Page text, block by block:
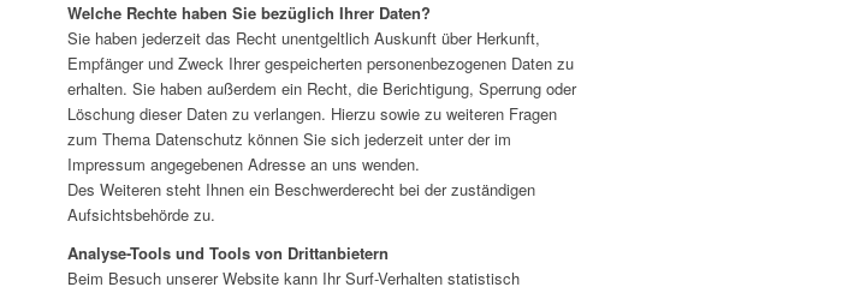
Welche Rechte haben Sie bezüglich Ihrer Daten?
Sie haben jederzeit das Recht unentgeltlich Auskunft über Herkunft,
Empfänger und Zweck Ihrer gespeicherten personenbezogenen Daten zu
erhalten. Sie haben außerdem ein Recht, die Berichtigung, Sperrung oder
Löschung dieser Daten zu verlangen. Hierzu sowie zu weiteren Fragen
zum Thema Datenschutz können Sie sich jederzeit unter der im
Impressum angegebenen Adresse an uns wenden.
Des Weiteren steht Ihnen ein Beschwerderecht bei der zuständigen
Aufsichtsbehörde zu.
Analyse-Tools und Tools von Drittanbietern
Beim Besuch unserer Website kann Ihr Surf-Verhalten statistisch